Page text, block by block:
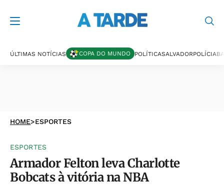
ÚLTIMAS NOTÍCIAS COPA DO MUNDO POLÍTICASALVADORPOLÍCIA
HOME>ESPORTES
ESPORTES
Armador Felton leva Charlotte
Bobcats à vitória na NBA